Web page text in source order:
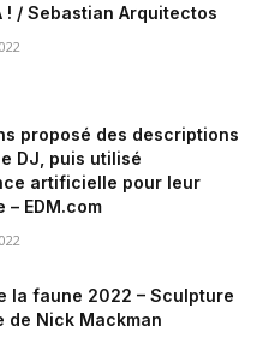
! / Sebastian Arquitectos
proposé des descriptions
DJ, puis utilisé
artificielle pour leur
– EDM.com
la faune 2022 – Sculpture
de Nick Mackman